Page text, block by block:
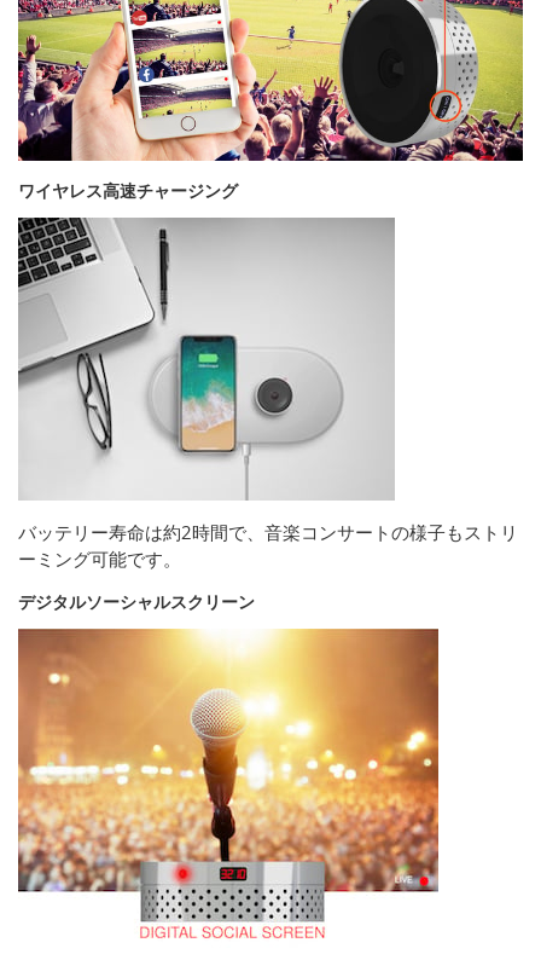
ワイヤレス高速チャージング
バッテリー寿命は約2時間で、音楽コンサートの様子もストリ
ーミング可能です。
デジタルソーシャルスクリーン